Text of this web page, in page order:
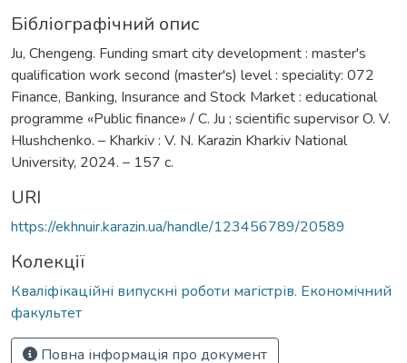
Бібліографічний опис
Ju, Chengeng. Funding smart city development : master's
qualification work second (master's) level : speciality: 072
Finance, Banking, Insurance and Stock Market : educational
programme «Public finance» / С. Ju ; scientific supervisor O. V.
Hlushchenko. – Kharkiv : V. N. Karazin Kharkiv National
University, 2024. – 157 с.
URI
https://ekhnuir.karazin.ua/handle/123456789/20589
Колекції
Кваліфікаційні випускні роботи магістрів. Економічний
факультет
Повна інформація про документ